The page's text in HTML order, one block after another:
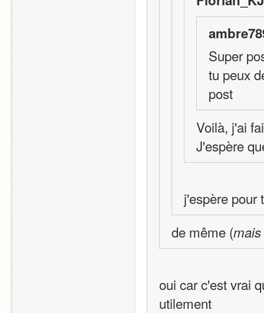
Super
tu peux
post
Voilà, j'ai
J'espère
j'espère pour
de même (
oui car c'est vrai
utilement